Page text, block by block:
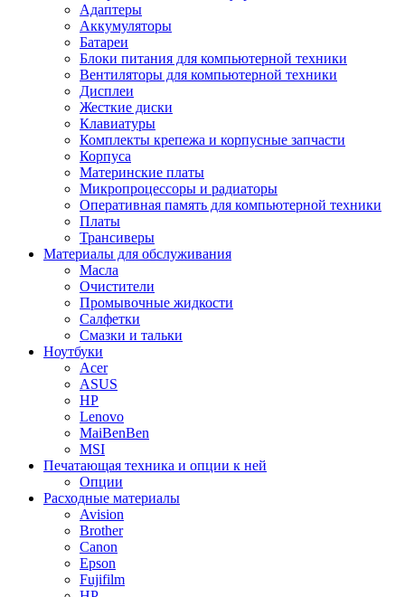
Адаптеры
Аккумуляторы
Батареи
Блоки питания для компьютерной техники
Вентиляторы для компьютерной техники
Дисплеи
Жесткие диски
Клавиатуры
Комплекты крепежа и корпусные запчасти
Корпуса
Материнские платы
Микропроцессоры и радиаторы
Оперативная память для компьютерной техники
Платы
Трансиверы
Материалы для обслуживания
Масла
Очистители
Промывочные жидкости
Салфетки
Смазки и тальки
Ноутбуки
Acer
ASUS
HP
Lenovo
MaiBenBen
MSI
Печатающая техника и опции к ней
Опции
Расходные материалы
Avision
Brother
Canon
Epson
Fujifilm